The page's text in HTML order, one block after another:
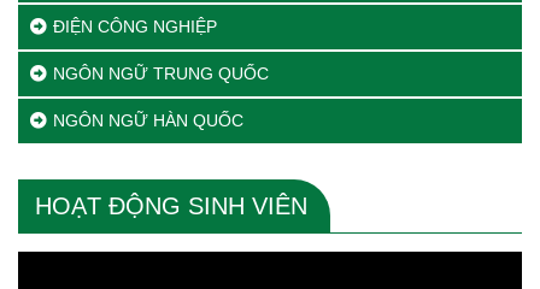
ĐIỆN CÔNG NGHIỆP
NGÔN NGỮ TRUNG QUỐC
NGÔN NGỮ HÀN QUỐC
HOẠT ĐỘNG SINH VIÊN